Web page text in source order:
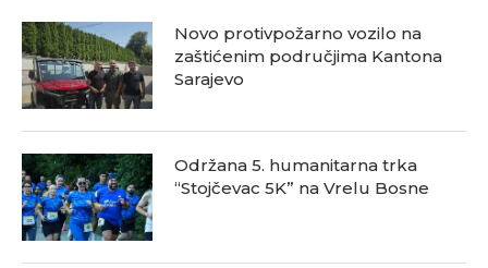
Novo protivpožarno vozilo na
zaštićenim područjima Kantona
Sarajevo
Održana 5. humanitarna trka
“Stojčevac 5K” na Vrelu Bosne